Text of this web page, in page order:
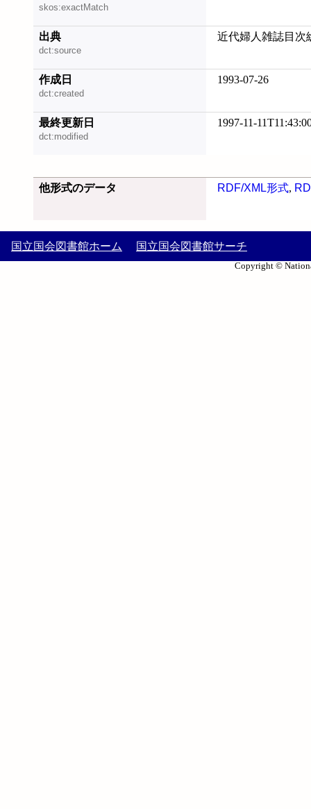
skos:exactMatch
出典
dct:source
近代婦人雑誌目次
作成日
dct:created
1993-07-26
最終更新日
dct:modified
1997-11-
他形式のデータ RDF/XML形式,
国立国会図書館ホーム 国立国会図書館サーチ
Copyright ©